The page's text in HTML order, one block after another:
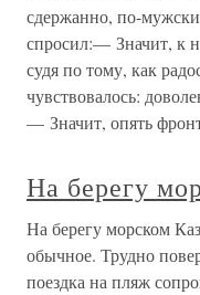
сдержанно, по-
спросил:— Значит, к
судя по тому, как
чувствовалось:
— Значит, опять
На берегу
На берегу морском
обычное. Трудно
поездка на пляж